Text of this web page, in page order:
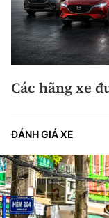
Các hãng xe
ĐÁNH GIÁ XE